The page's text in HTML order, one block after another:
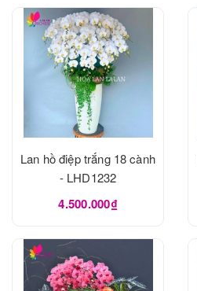
Lan hồ điệp trắng 18 cành
- LHD1232
4.500.000₫